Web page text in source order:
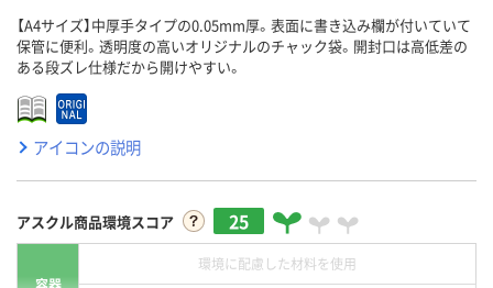
【A4サイズ】中厚手タイプの0.05mm厚。表面に書き込み欄が付いていて
保管に便利。透明度の高いオリジナルのチャック袋。開封口は高低差の
ある段ズレ仕様だから開けやすい。
アイコンの説明
アスクル商品環境スコア 25
環境に配慮した材料を使用